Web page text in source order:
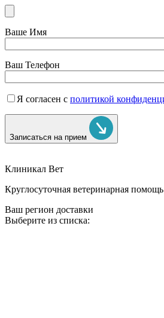
Ваше Имя
Ваш Телефон
Я согласен с политикой
Записаться на прием
Клиникал Вет
Круглосуточная ветеринарная
Ваш регион доставки
Выберите из списка: